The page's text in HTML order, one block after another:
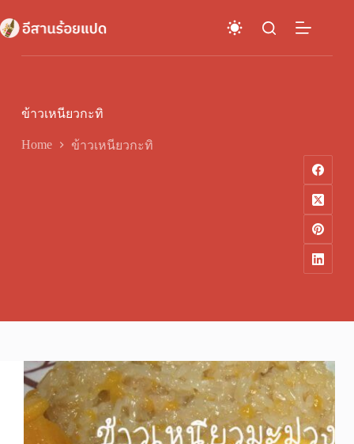
to
content
ข้าวเหนียวกะทิ
Home ข้าวเหนียวกะทิ